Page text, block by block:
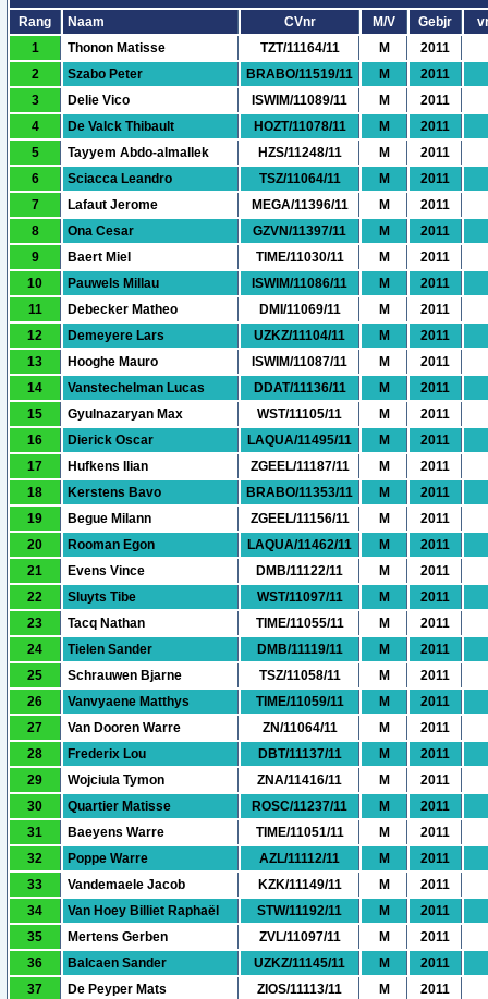
Rang Naam CVnr M/V Gebjr
1
Thonon Matisse TZT/11164/11 M
2011
2
Szabo Peter BRABO/11519/11 M
2011
3
Delie Vico ISWIM/11089/11 M
2011
4
De Valck Thibault HOZT/11078/11 M
2011
5
Tayyem Abdo-almallek HZS/11248/11 M
2011
6
Sciacca Leandro TSZ/11064/11 M
2011
7
Lafaut Jerome MEGA/11396/11 M
2011
8
Ona Cesar GZVN/11397/11 M
2011
9
Baert Miel TIME/11030/11 M
2011
10
Pauwels Millau ISWIM/11086/11 M
2011
11
Debecker Matheo DMI/11069/11 M
2011
12
Demeyere Lars UZKZ/11104/11 M
2011
13
Hooghe Mauro ISWIM/11087/11 M
2011
14
Vanstechelman Lucas DDAT/11136/11 M
2011
15
Gyulnazaryan Max WST/11105/11 M
2011
16
Dierick Oscar LAQUA/11495/11 M
2011
17
Hufkens Ilian ZGEEL/11187/11 M
2011
18
Kerstens Bavo BRABO/11353/11 M
2011
19
Begue Milann ZGEEL/11156/11 M
2011
20
Rooman Egon LAQUA/11462/11 M
2011
21
Evens Vince DMB/11122/11 M
2011
22
Sluyts Tibe WST/11097/11 M
2011
23
Tacq Nathan TIME/11055/11 M
2011
24
Tielen Sander DMB/11119/11 M
2011
25
Schrauwen Bjarne TSZ/11058/11 M
2011
26
Vanvyaene Matthys TIME/11059/11 M
2011
27
Van Dooren Warre ZN/11064/11 M
2011
28
Frederix Lou DBT/11137/11 M
2011
29
Wojciula Tymon ZNA/11416/11 M
2011
30
Quartier Matisse ROSC/11237/11 M
2011
31
Baeyens Warre TIME/11051/11 M
2011
32
Poppe Warre AZL/11112/11 M
2011
33
Vandemaele Jacob KZK/11149/11 M
2011
34
Van Hoey Billiet Raphaël STW/11192/11 M
2011
35
Mertens Gerben ZVL/11097/11 M
2011
36
Balcaen Sander UZKZ/11145/11 M
2011
37
De Peyper Mats ZIOS/11113/11 M
2011